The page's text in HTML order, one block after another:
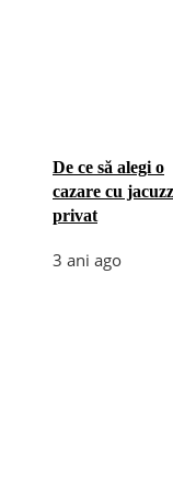
De ce să alegi o
cazare cu
privat
3 ani ago